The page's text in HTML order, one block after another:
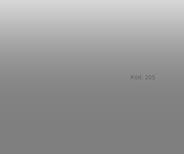
Kód: 205